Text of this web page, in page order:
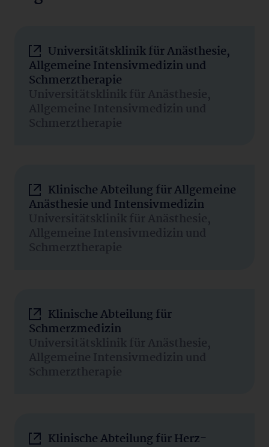
Universitätsklinik für Anästhesie,
Allgemeine Intensivmedizin und
Schmerztherapie
Universitätsklinik für Anästhesie,
Allgemeine Intensivmedizin und
Schmerztherapie
Klinische Abteilung für Allgemeine
Anästhesie und Intensivmedizin
Universitätsklinik für Anästhesie,
Allgemeine Intensivmedizin und
Schmerztherapie
Klinische Abteilung für
Schmerzmedizin
Universitätsklinik für Anästhesie,
Allgemeine Intensivmedizin und
Schmerztherapie
Klinische Abteilung für Herz-